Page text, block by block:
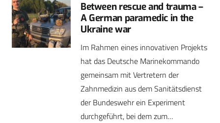
Between rescue and trauma –
A German paramedic in the
Ukraine war
Im Rahmen eines innovativen Projekts
hat das Deutsche Marinekommando
gemeinsam mit Vertretern der
Zahnmedizin aus dem Sanitätsdienst
der Bundeswehr ein Experiment
durchgeführt, bei dem zum…